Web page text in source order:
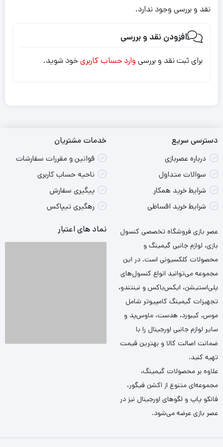
نقد و بررسی وجود ندارد.
افزودن نقد و بررسی
برای ثبت نقد و بررسی وارد حساب کاربری خود شوید.
دسترسی سریع
درباره عصربازی
سوالات متداول
شرایط خرید همکار
شرایط خرید اقساطی
خدمات مشتریان
قوانین و مقررات سفارشات
ناحیه حساب کاربری
پیگیری سفارش
رهگیری تیپاکس
عصر بازی فروشگاه تخصصی کنسول
بازی، لوازم جانبی گیمینگ و
محصولات کلکسیونی است. در این
مجموعه می‌توانید انواع کنسول‌های
پلی‌استیشن، ایکس‌باکس و نینتندو،
تجهیزات گیمینگ کامپیوتر شامل
موس، کیبورد، هدست، ماوس‌پد و
سایر لوازم جانبی اورجینال را با
ضمانت اصالت کالا و بهترین قیمت
تهیه کنید.
علاوه بر محصولات گیمینگ،
مجموعه‌ای متنوع از اکشن فیگور،
فانکو پاپ و لگوهای اورجینال نیز در
عصر بازی عرضه می‌شود.
نماد های اعتبار